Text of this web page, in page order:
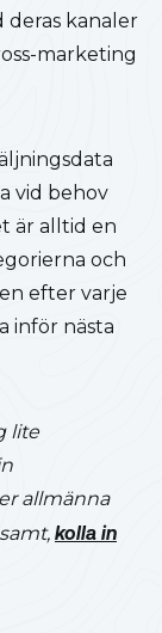
deras kanaler
marketing
vid behov
är alltid en
och
efter varje
inför nästa
lite
allmänna
kolla in